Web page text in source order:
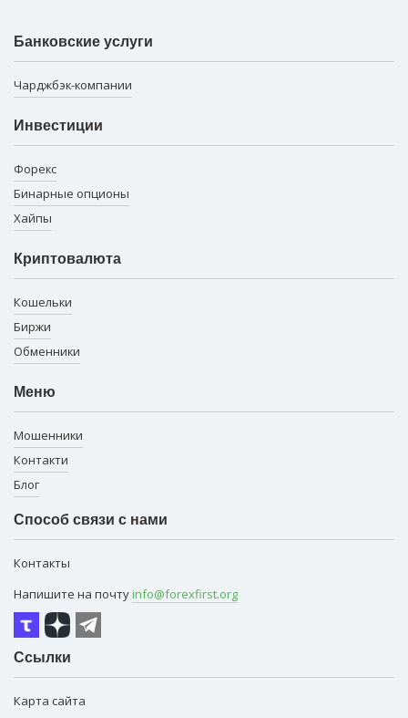
Банковские услуги
Чарджбэк-компании
Инвестиции
Форекс
Бинарные опционы
Хайпы
Криптовалюта
Кошельки
Биржи
Обменники
Меню
Мошенники
Контакти
Блог
Способ связи с нами
Контакты
Напишите на почту info@forexfirst.org
Ссылки
Карта сайта